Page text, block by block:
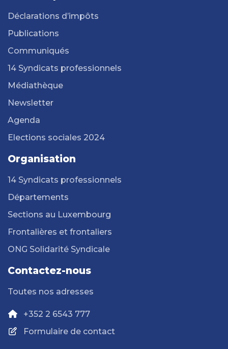
Déclarations d’impôts
Publications
Communiqués
14 Syndicats professionnels
Médiathèque
Newsletter
Agenda
Elections sociales 2024
Organisation
14 Syndicats professionnels
Départements
Sections au Luxembourg
Frontalières et frontaliers
ONG Solidarité Syndicale
Contactez-nous
Toutes nos adresses
+352 2 6543 777
Formulaire de contact